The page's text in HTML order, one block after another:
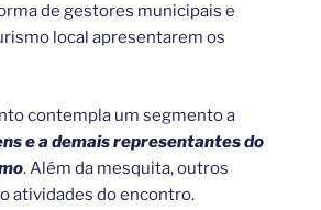
de gestores municipais e
local apresentarem os
contempla um segmento a
e a demais representantes do
. Além da mesquita, outros
atividades do encontro.